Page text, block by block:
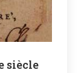
siècle